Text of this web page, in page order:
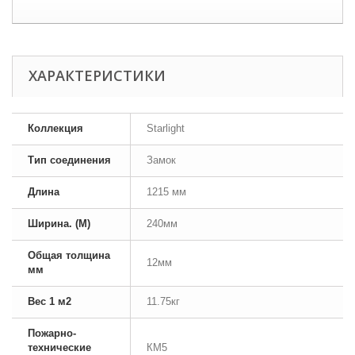
ХАРАКТЕРИСТИКИ
Коллекция Starlight
Тип соединения Замок
Длина 1215 мм
Ширина. (М) 240мм
Общая толщина
мм
12мм
Вес 1 м2 11.75кг
Пожарно-
технические
КМ5